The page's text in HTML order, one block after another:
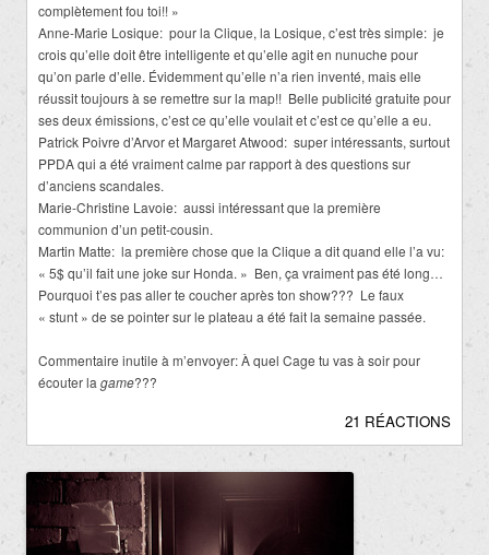
complètement fou toi!! »
Anne-Marie Losique: pour la Clique, la Losique, c’est très simple: je
crois qu’elle doit être intelligente et qu’elle agit en nunuche pour
qu’on parle d’elle. Évidemment qu’elle n’a rien inventé, mais elle
réussit toujours à se remettre sur la map!! Belle publicité gratuite pour
ses deux émissions, c’est ce qu’elle voulait et c’est ce qu’elle a eu.
Patrick Poivre d’Arvor et Margaret Atwood: super intéressants, surtout
PPDA qui a été vraiment calme par rapport à des questions sur
d’anciens scandales.
Marie-Christine Lavoie: aussi intéressant que la première
communion d’un petit-cousin.
Martin Matte: la première chose que la Clique a dit quand elle l’a vu:
« 5$ qu’il fait une joke sur Honda. » Ben, ça vraiment pas été long…
Pourquoi t’es pas aller te coucher après ton show??? Le faux
« stunt » de se pointer sur le plateau a été fait la semaine passée.
Commentaire inutile à m’envoyer: À quel Cage tu vas à soir pour
écouter la game???
21 RÉACTIONS